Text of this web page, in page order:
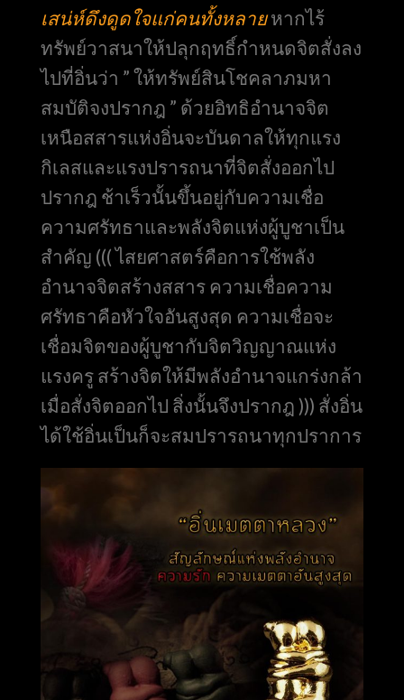
เสน่ห์ดึงดูดใจแก่คนทั้งหลายหากไร้
ทรัพย์วาสนาให้ปลุกฤทธิ์กำหนดจิตสั่งลง
ไปที่อิ่นว่า ” ให้ทรัพย์สินโชคลาภมหา
สมบัติจงปรากฎ ” ด้วยอิทธิอำนาจจิต
เหนือสสารแห่งอิ่นจะบันดาลให้ทุกแรง
กิเลสและแรงปรารถนาที่จิตสั่งออกไป
ปรากฎ ช้าเร็วนั้นขึ้นอยู่กับความเชื่อ
ความศรัทธาและพลังจิตแห่งผู้บูชาเป็น
สำคัญ ((( ไสยศาสตร์คือการใช้พลัง
อำนาจจิตสร้างสสาร ความเชื่อความ
ศรัทธาคือหัวใจอันสูงสุด ความเชื่อจะ
เชื่อมจิตของผู้บูชากับจิตวิญญาณแห่ง
แรงครู สร้างจิตให้มีพลังอำนาจแกร่งกล้า
เมื่อสั่งจิตออกไป สิ่งนั้นจึงปรากฎ ))) สั่งอิ่น
ได้ใช้อิ่นเป็นก็จะสมปรารถนาทุกปราการ